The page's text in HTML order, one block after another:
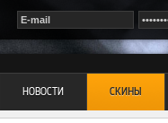
НОВОСТИ СКИНЫ